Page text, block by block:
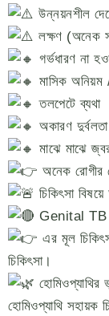
উন্নয়নশীল
লক্ষণ (অনেক
গর্ভধারণ না
মাসিক অনিয়ম
তলপেটে ব্যথা
অকারণ দুর্বলতা
মাঝে মাঝে
অনেক রোগীর
চিকিৎসা
Genital TB
এর মূল
চিকিৎসা।
হোমিওপ্যাথির
হোমিওপ্যাথি সহায়ক